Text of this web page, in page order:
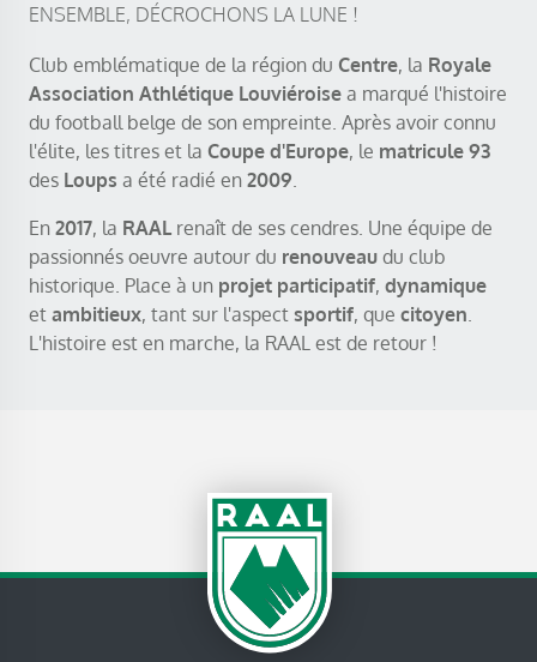
ENSEMBLE, DÉCROCHONS LA LUNE !
Club emblématique de la région du Centre, la Royale
Association Athlétique Louviéroisea marqué l'histoire
du football belge de son empreinte. Après avoir connu
l'élite, les titres et la Coupe d'Europe, le matricule 93
des Loups a été radié en 2009.
En 2017, la RAALrenaît de ses cendres. Une équipe de
passionnés oeuvre autour du renouveaudu club
historique. Place à un projet participatif, dynamique
et ambitieux, tant sur l'aspect sportif, que citoyen.
L'histoire est en marche, la RAAL est de retour !